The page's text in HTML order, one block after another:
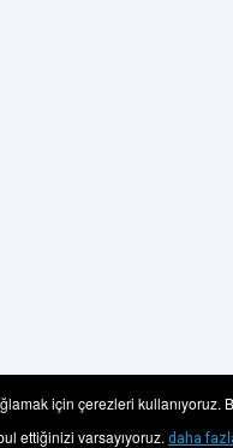
için çerezleri kullanıyoruz.
ettiğinizi varsayıyoruz. daha